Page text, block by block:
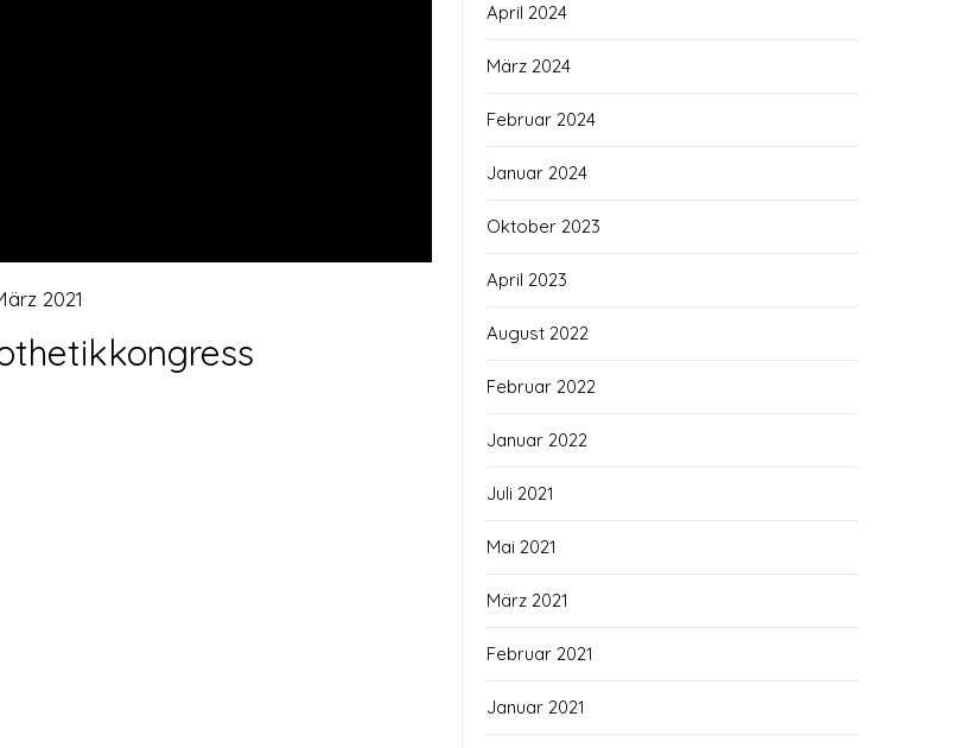
2021
April 2024
März 2024
Februar 2024
Januar 2024
Oktober 2023
April 2023
August 2022
Februar 2022
Januar 2022
Juli 2021
Mai 2021
März 2021
Februar 2021
Januar 2021